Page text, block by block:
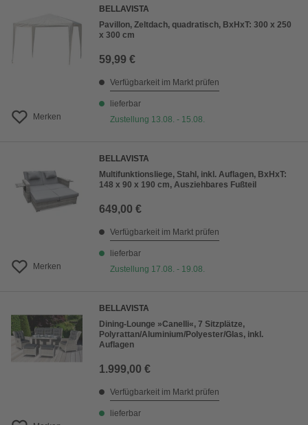
Merken
BELLAVISTA
Pavillon, Zeltdach, quadratisch, BxHxT: 300 x 250
x 300 cm
59,99 €
Verfügbarkeit im Markt prüfen
lieferbar
Zustellung 13.08. - 15.08.
Merken
BELLAVISTA
Multifunktionsliege, Stahl, inkl. Auflagen, BxHxT:
148 x 90 x 190 cm, Ausziehbares Fußteil
649,00 €
Verfügbarkeit im Markt prüfen
lieferbar
Zustellung 17.08. - 19.08.
BELLAVISTA
Dining-Lounge »Canelli«, 7 Sitzplätze,
Polyrattan/Aluminium/Polyester/Glas, inkl.
Auflagen
1.999,00 €
Verfügbarkeit im Markt prüfen
lieferbar